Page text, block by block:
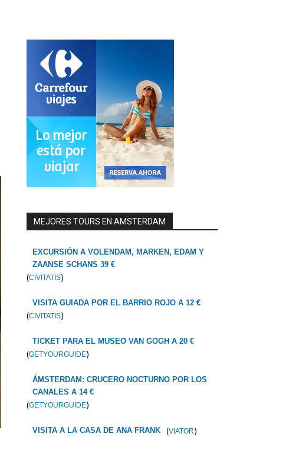
MEJORES TOURS EN AMSTERDAM
EXCURSIÓN A VOLENDAM, MARKEN, EDAM Y
ZAANSE SCHANS 39 €
(CIVITATIS)
VISITA GUIADA POR EL BARRIO ROJO A 12 €
(CIVITATIS)
TICKET PARA EL MUSEO VAN GOGH A 20 €
(GETYOURGUIDE)
ÁMSTERDAM: CRUCERO NOCTURNO POR LOS
CANALES A 14 €
(GETYOURGUIDE)
VISITA A LA CASA DE ANA FRANK (VIATOR)